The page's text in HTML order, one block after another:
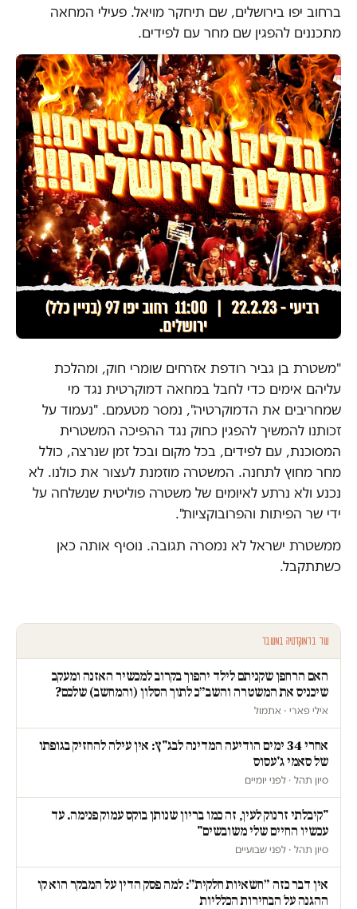
ברחוב יפו בירושלים, שם תיחקר מויאל. פעילי המחאה
מתכננים להפגין שם מחר עם לפידים.
"משטרת בן גביר רודפת אזרחים שומרי חוק, ומהלכת
עליהם אימים כדי לחבל במחאה דמוקרטית נגד מי
שמחריבים את הדמוקרטיה", נמסר מטעמם. "נעמוד על
זכותנו להמשיך להפגין כחוק נגד ההפיכה המשטרית
המסוכנת, עם לפידים, בכל מקום ובכל זמן שנרצה, כולל
מחר מחוץ לתחנה. המשטרה מוזמנת לעצור את כולנו. לא
נכנע ולא נרתע לאיומים של משטרה פוליטית שנשלחה על
ידי שר הפיתות והפרובוקציות".
ממשטרת ישראל לא נמסרה תגובה. נוסיף אותה כאן
כשתתקבל.
עוד בדמוקרטיה במשבר
האם הרחפן שקניתם לילד יהפוך בקרוב למכשיר האזנה ומעקב
שיכניס את המשטרה והשב״כ לתוך הסלון (והמחשב) שלכם?
אילי פארי · אתמול
אחרי 34 ימים הודיעה המדינה לבג"ץ: אין עילה להחזיק בגופתו
של סאמי ג'עסוס
סיון תהל · לפני יומיים
"קיבלתי זרנוק לעין, זה כמו בריון שנותן בוקס עמוק פנימה. עד
עכשיו החיים שלי משובשים"
סיון תהל · לפני שבועיים
אין דבר כזה ״חשאיות חלקית״: למה פסק הדין על המבקר הוא קו
ההגנה על הבחירות הכלליות